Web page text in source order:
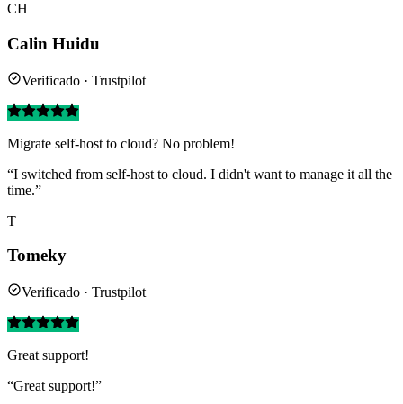
CH
Calin Huidu
Verificado · Trustpilot
Migrate self-host to cloud? No problem!
“I switched from self-host to cloud. I didn't want to manage it all the
time.”
T
Tomeky
Verificado · Trustpilot
Great support!
“Great support!”